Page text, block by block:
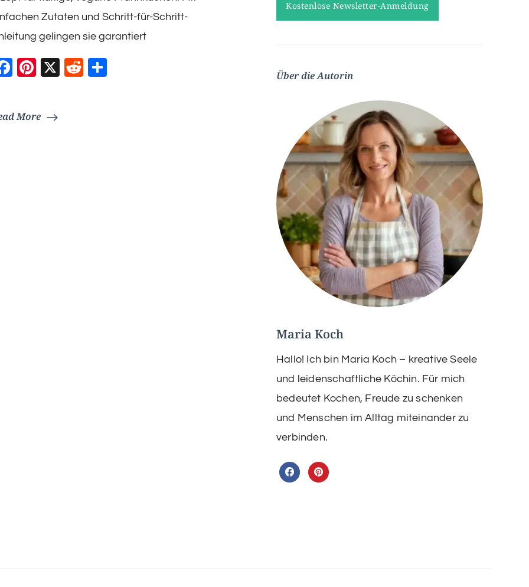
Rezept
–
&
Zutaten und Schritt-für-Schritt-
gelingen sie garantiert
Facebook
Pinterest
X Reddit
More
Über die Autorin
Maria Koch
Hallo! Ich bin Maria Koch – kreative Seele
und leidenschaftliche Köchin. Für mich
bedeutet Kochen, Freude zu schenken
und Menschen im Alltag miteinander zu
verbinden.